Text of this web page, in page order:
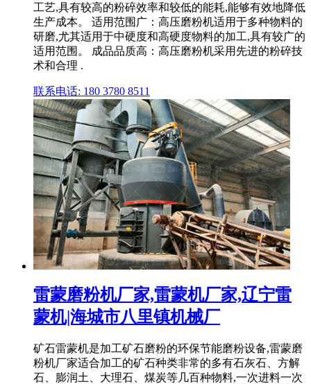
工艺,具有较高的粉碎效率和较低的能耗,能够有效地降低
生产成本。 适用范围广：高压磨粉机适用于多种物料的
研磨,尤其适用于中硬度和高硬度物料的加工,具有较广的
适用范围。 成品品质高：高压磨粉机采用先进的粉碎技
术和合理 .
联系电话: 180 3780 8511
雷蒙磨粉机厂家,雷蒙机厂家,辽宁雷
蒙机|海城市八里镇机械厂
矿石雷蒙机是加工矿石磨粉的环保节能磨粉设备,雷蒙磨
粉机厂家适合加工的矿石种类非常的多有石灰石、方解
石、膨润土、大理石、煤炭等几百种物料,一次进料一次